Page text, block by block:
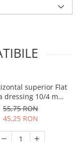
superior Flat
dressing 10/4 mm,
sticla, 3 ml, gri
55,75 RON
45,25 RON